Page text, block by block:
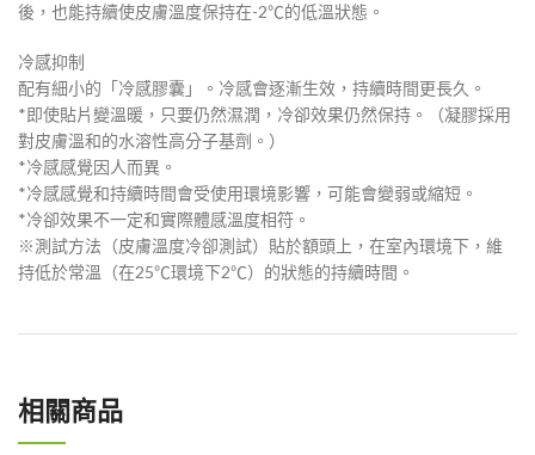
後，也能持續使皮膚溫度保持在-2℃的低溫狀態。
冷感抑制
配有細小的「冷感膠囊」。冷感會逐漸生效，持續時間更長久。
*即使貼片變溫暖，只要仍然濕潤，冷卻效果仍然保持。（凝膠採用
對皮膚溫和的水溶性高分子基劑。）
*冷感感覺因人而異。
*冷感感覺和持續時間會受使用環境影響，可能會變弱或縮短。
*冷卻效果不一定和實際體感溫度相符。
※測試方法（皮膚溫度冷卻測試）貼於額頭上，在室內環境下，維
持低於常溫（在25℃環境下2℃）的狀態的持續時間。
相關商品